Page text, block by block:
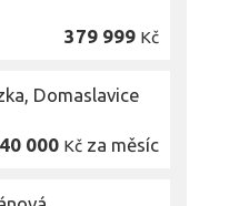
379 999 Kč
Domaslavice
40 000 Kč za měsíc